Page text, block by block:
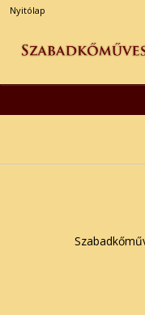
Nyitólap